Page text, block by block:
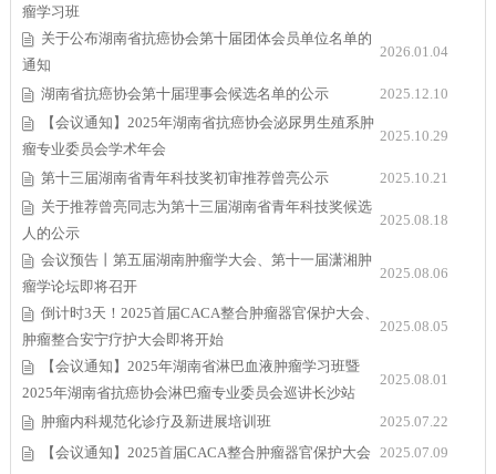
瘤学习班
关于公布湖南省抗癌协会第十届团体会员单位名单的
通知
2026.01.04
湖南省抗癌协会第十届理事会候选名单的公示
2025.12.10
【会议通知】2025年湖南省抗癌协会泌尿男生殖系肿
瘤专业委员会学术年会
2025.10.29
第十三届湖南省青年科技奖初审推荐曾亮公示
2025.10.21
关于推荐曾亮同志为第十三届湖南省青年科技奖候选
人的公示
2025.08.18
会议预告丨第五届湖南肿瘤学大会、第十一届潇湘肿
瘤学论坛即将召开
2025.08.06
倒计时3天！2025首届CACA整合肿瘤器官保护大会、
肿瘤整合安宁疗护大会即将开始
2025.08.05
【会议通知】2025年湖南省淋巴血液肿瘤学习班暨
2025年湖南省抗癌协会淋巴瘤专业委员会巡讲长沙站
2025.08.01
肿瘤内科规范化诊疗及新进展培训班
2025.07.22
【会议通知】2025首届CACA整合肿瘤器官保护大会 2025.07.09